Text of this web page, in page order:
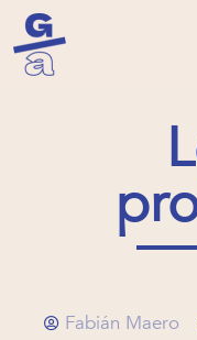
Fabián Maero